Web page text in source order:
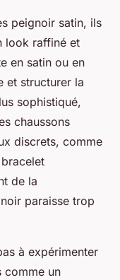
peignoir satin, ils
look raffiné et
en satin ou en
et structurer la
sophistiqué,
chaussons
discrets, comme
de la
paraisse trop
à expérimenter
comme un